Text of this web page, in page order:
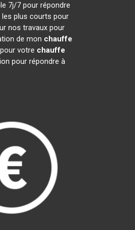
7j/7 pour répondre
plus courts pour
nos travaux pour
de mon chauffe
votre chauffe
pour répondre à